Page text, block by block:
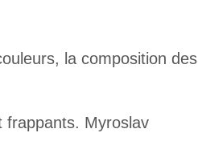
la composition des
frappants. Myroslav